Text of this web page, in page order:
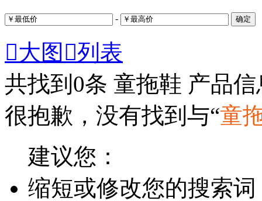
- 确定
大图 列表
共找到 0条 童拖鞋 产品信
很抱歉，没有找到与“童
建议您：
缩短或修改您的搜索